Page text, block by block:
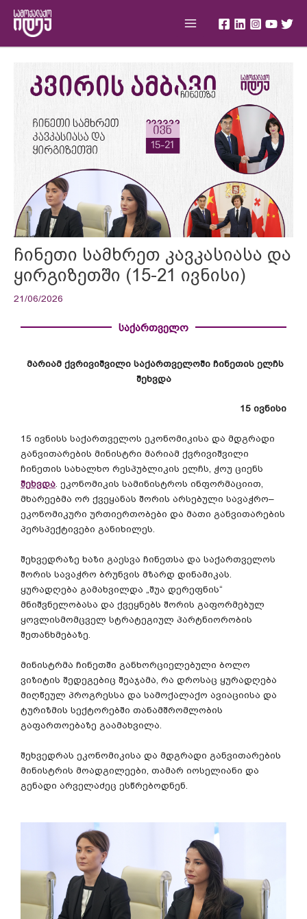
content
ჩინეთი სამხრეთ კავკასიასა და
ყირგიზეთში (15-21 ივნისი)
21/06/2026
საქართველო
მარიამ ქვრივიშვილი საქართველოში ჩინეთის ელჩს
შეხვდა
15 ივნისი
15 ივნისს საქართველოს ეკონომიკისა და მდგრადი
განვითარების მინისტრი მარიამ ქვრივიშვილი
ჩინეთის სახალხო რესპუბლიკის ელჩს, ჭოუ ციენს
შეხვდა. ეკონომიკის სამინისტროს ინფორმაციით,
მხარეებმა ორ ქვეყანას შორის არსებული სავაჭრო–
ეკონომიკური ურთიერთობები და მათი განვითარების
პერსპექტივები განიხილეს.
შეხვედრაზე ხაზი გაესვა ჩინეთსა და საქართველოს
შორის სავაჭრო ბრუნვის მზარდ დინამიკას.
ყურადღება გამახვილდა „შუა დერეფნის“
მნიშვნელობასა და ქვეყნებს შორის გაფორმებულ
ყოვლისმომცველ სტრატეგიულ პარტნიორობის
შეთანხმებაზე.
მინისტრმა ჩინეთში განხორციელებული ბოლო
ვიზიტის შედეგებიც შეაჯამა, რა დროსაც ყურადღება
მიღწეულ პროგრესსა და სამოქალაქო ავიაციისა და
ტურიზმის სექტორებში თანამშრომლობის
გაფართოებაზე გაამახვილა.
შეხვედრას ეკონომიკისა და მდგრადი განვითარების
მინისტრის მოადგილეები თამარ იოსელიანი და
გენადი არველაძეც ესწრებოდნენ